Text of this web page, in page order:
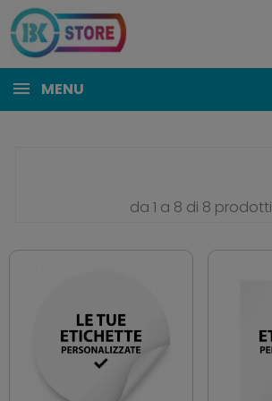
MENU
da 1 a 8 di 8 prodotti